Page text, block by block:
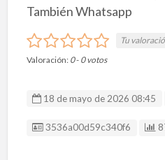
También Whatsapp
Tu
Valoración: 0- 0 votos
18 de mayo de 2026 08:45
ID Anuncio
3536a00d59c340f6